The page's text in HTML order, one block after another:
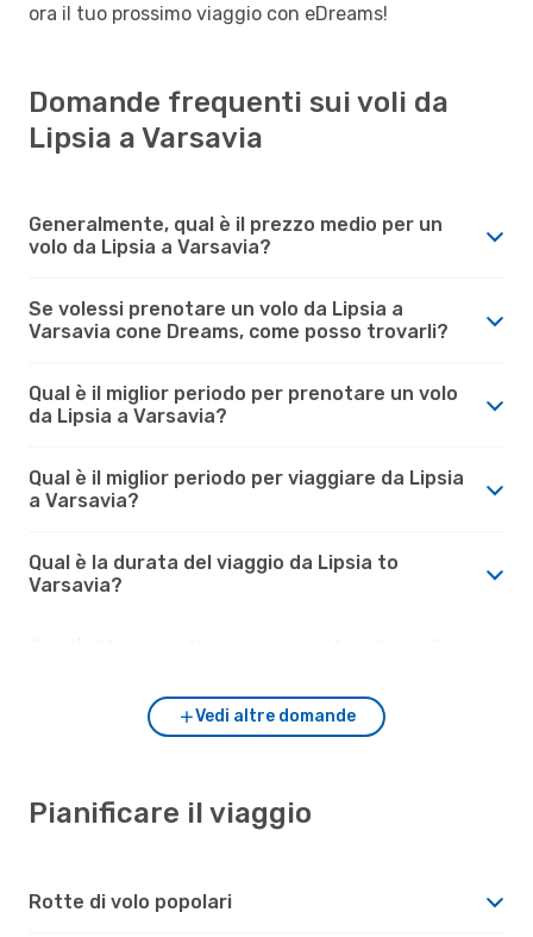
ora il tuo prossimo viaggio con eDreams!
Domande frequenti sui voli da
Lipsia a Varsavia
Generalmente, qual è il prezzo medio per un
volo da Lipsia a Varsavia?
Se volessi prenotare un volo da Lipsia a
Varsavia cone Dreams, come posso trovarli?
Qual è il miglior periodo per prenotare un volo
da Lipsia a Varsavia?
Qual è il miglior periodo per viaggiare da Lipsia
a Varsavia?
Qual è la durata del viaggio da Lipsia to
Varsavia?
Vedi altre domande
Pianificare il viaggio
Rotte di volo popolari